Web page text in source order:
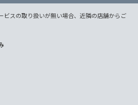
ビスの取り扱いが無い場合、近隣の店舗からご